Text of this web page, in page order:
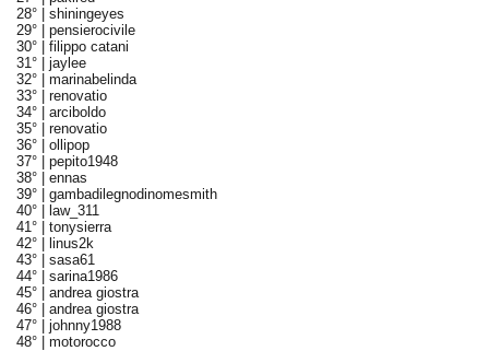
28° | shiningeyes
29° | pensierocivile
30° | filippo catani
31° | jaylee
32° | marinabelinda
33° | renovatio
34° | arciboldo
35° | renovatio
36° | ollipop
37° | pepito1948
38° | ennas
39° | gambadilegnodinomesmith
40° |
law_311
41° | tonysierra
42° |
linus2k
43° | sasa61
44° | sarina1986
45° | andrea giostra
46° | andrea giostra
47° | johnny1988
48° | motorocco